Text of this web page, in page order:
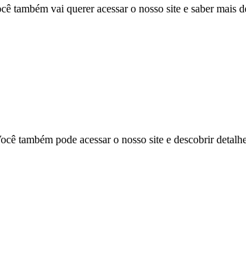
também vai querer acessar o nosso site e saber
também pode acessar o nosso site e descobrir